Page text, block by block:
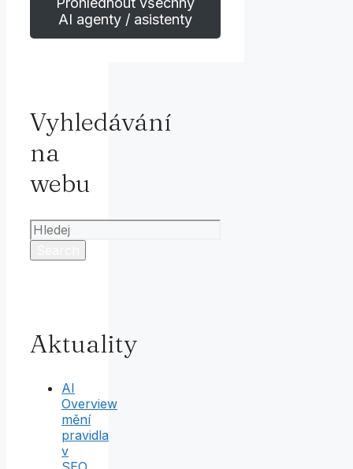
AI agenty / asistenty
Vyhledávání
na
webu
Search
for:
Aktuality
AI
Overview
mění
pravidla
v